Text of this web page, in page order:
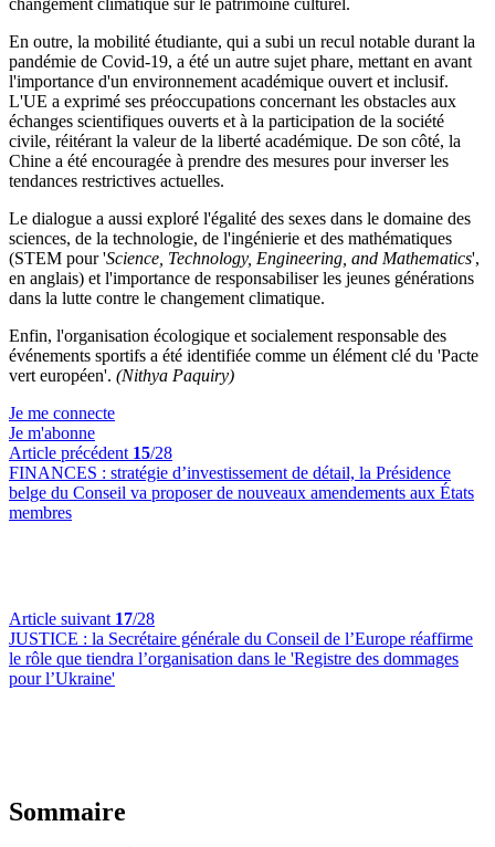
En outre, la mobilité étudiante, qui a subi un recul notable durant la
pandémie de Covid-19, a été un autre sujet phare, mettant en avant
l'importance d'un environnement académique ouvert et inclusif.
L'UE a exprimé ses préoccupations concernant les obstacles aux
échanges scientifiques ouverts et à la participation de la société
civile, réitérant la valeur de la liberté académique. De son côté, la
Chine a été encouragée à prendre des mesures pour inverser les
tendances restrictives actuelles.
Le dialogue a aussi exploré l'égalité des sexes dans le domaine des
sciences, de la technologie, de l'ingénierie et des mathématiques
(STEM pour 'Science, Technology, Engineering, and Mathematics',
en anglais) et l'importance de responsabiliser les jeunes générations
dans la lutte contre le changement climatique.
Enfin, l'organisation écologique et socialement responsable des
événements sportifs a été identifiée comme un élément clé du 'Pacte
vert européen'. (Nithya Paquiry)
Je me connecte
Je m'abonne
Article précédent 15/28
FINANCES : stratégie d’investissement de détail, la Présidence
belge du Conseil va proposer de nouveaux amendements aux États
membres
Article suivant 17/28
JUSTICE : la Secrétaire générale du Conseil de l’Europe réaffirme
le rôle que tiendra l’organisation dans le 'Registre des dommages
pour l’Ukraine'
Sommaire